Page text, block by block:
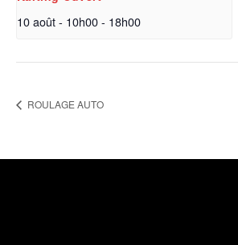
10 août - 10h00- 18h00
ROULAGE AUTO